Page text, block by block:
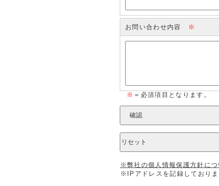
お問い合わせ内容 ※
※ ＝必須項目となります。
※弊社の個人情報保護方針に
※IPアドレスを記録しておりま